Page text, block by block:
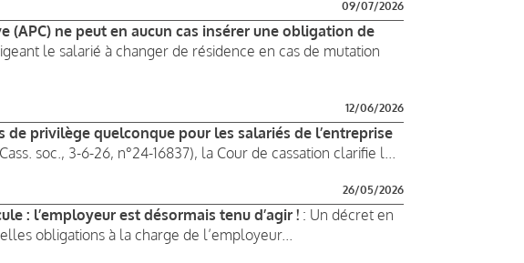
09/07/2026
(APC) ne peut en aucun cas insérer une obligation de
le salarié à changer de résidence en cas de mutation
12/06/2026
de privilège quelconque pour les salariés de l’entreprise
soc., 3-6-26, n°24-16837), la Cour de cassation clarifie l...
26/05/2026
: l’employeur est désormais tenu d’agir ! : Un décret en
obligations à la charge de l’employeur...